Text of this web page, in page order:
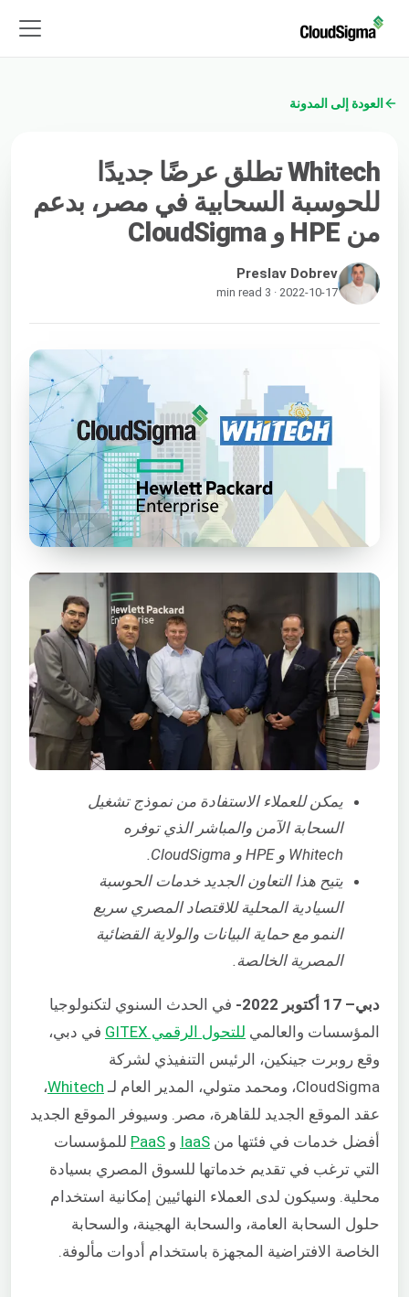
العودة إلى المدونة
Whitech تطلق عرضًا جديدًا
للحوسبة السحابية في مصر، بدعم
من HPE و CloudSigma
Preslav Dobrev
2022-10-17 · 3 min read
يمكن للعملاء الاستفادة من نموذج تشغيل
السحابة الآمن والمباشر الذي توفره
Whitech و HPE و CloudSigma.
يتيح هذا التعاون الجديد خدمات الحوسبة
السيادية المحلية للاقتصاد المصري سريع
النمو مع حماية البيانات والولاية القضائية
المصرية الخالصة.
دبي– 17 أكتوبر 2022-
في الحدث السنوي لتكنولوجيا
المؤسسات والعالمي للتحول الرقمي GITEX
في دبي،
وقع روبرت جينكين، الرئيس التنفيذي لشركة
CloudSigma، ومحمد متولي، المدير العام لـ
Whitech،
عقد الموقع الجديد للقاهرة، مصر. وسيوفر الموقع الجديد
أفضل خدمات في فئتها من IaaS و PaaS للمؤسسات
التي ترغب في تقديم خدماتها للسوق المصري بسيادة
محلية. وسيكون لدى العملاء النهائيين إمكانية استخدام
حلول السحابة العامة، والسحابة الهجينة، والسحابة
الخاصة الافتراضية المجهزة باستخدام أدوات مألوفة.